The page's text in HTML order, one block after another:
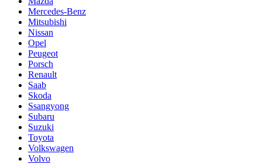
Mercedes-Benz
Mitsubishi
Nissan
Opel
Peugeot
Porsch
Renault
Saab
Skoda
Ssangyong
Subaru
Suzuki
Toyota
Volkswagen
Volvo